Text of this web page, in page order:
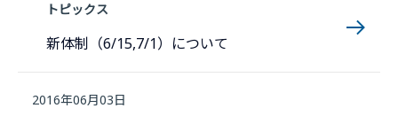
トピックス
新体制（6/15,7/1）について
2016年06月03日